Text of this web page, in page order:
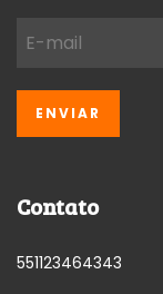
Contato
551123464343